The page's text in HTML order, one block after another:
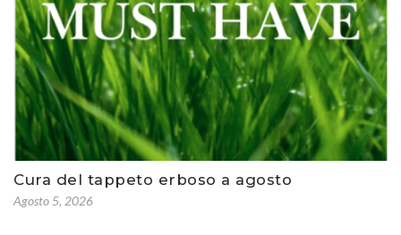
Cura del tappeto erboso a agosto
Agosto 5, 2026